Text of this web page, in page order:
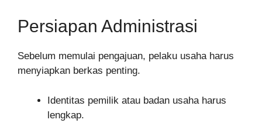
Persiapan Administrasi
Sebelum memulai pengajuan, pelaku usaha harus
menyiapkan berkas penting.
Identitas pemilik atau badan usaha harus
lengkap.